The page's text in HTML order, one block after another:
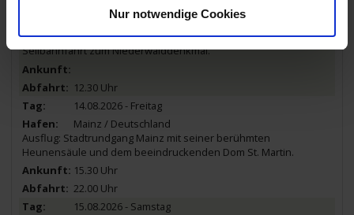
Nur notwendige Cookies
Rüdesheim / Deutschland
Stadtrundgang durch das romantische
Rüdesheim mit seinen schmucken Fachwerkhäusern und
Seilbahnfahrt zum Niederwalddenkmal.
12.30 Uhr
14.08.2026 - Freitag
Mainz / Deutschland
Ausflug: Stadtrundgang Mainz mit seiner berühmten
Heunensäule und dem beeindruckenden Dom St. Martin.
15.30 Uhr
22.00 Uhr
15.08.2026 - Samstag